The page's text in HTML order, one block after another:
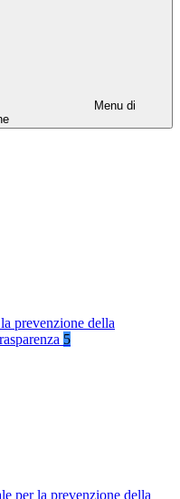
Menu di
prevenzione della
5
per la prevenzione della